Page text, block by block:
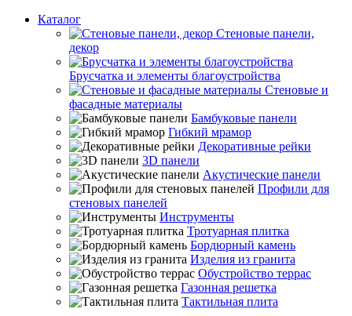
Каталог
Стеновые панели,
декор
Брусчатка и элементы благоустройства
Стеновые и
фасадные материалы
Бамбуковые панели
Гибкий мрамор
Декоративные рейки
3D панели
Акустические панели
Профили для
стеновых панелей
Инструменты
Тротуарная плитка
Бордюрный камень
Изделия из гранита
Обустройство террас
Газонная решетка
Тактильная плита